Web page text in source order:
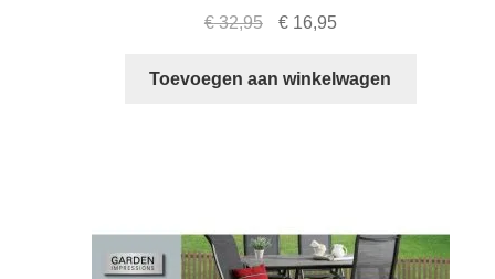
€32,95
Oorspronkelijke
was:
€16,95Huidige
is:
Toevoegen aan winkelwagen